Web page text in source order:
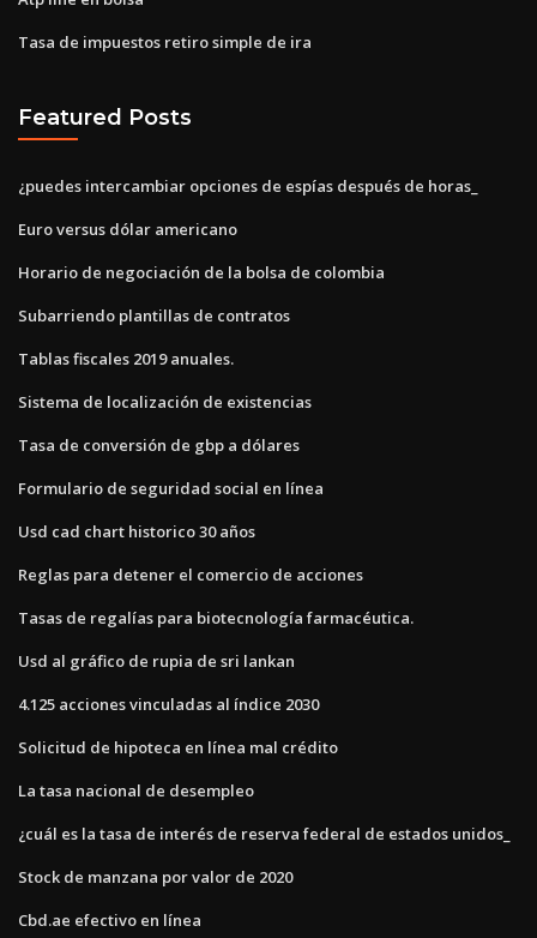
Tasa de impuestos retiro simple de ira
Featured Posts
¿puedes intercambiar opciones de espías después de horas_
Euro versus dólar americano
Horario de negociación de la bolsa de colombia
Subarriendo plantillas de contratos
Tablas fiscales 2019 anuales.
Sistema de localización de existencias
Tasa de conversión de gbp a dólares
Formulario de seguridad social en línea
Usd cad chart historico 30 años
Reglas para detener el comercio de acciones
Tasas de regalías para biotecnología farmacéutica.
Usd al gráfico de rupia de sri lankan
4.125 acciones vinculadas al índice 2030
Solicitud de hipoteca en línea mal crédito
La tasa nacional de desempleo
¿cuál es la tasa de interés de reserva federal de estados unidos_
Stock de manzana por valor de 2020
Cbd.ae efectivo en línea